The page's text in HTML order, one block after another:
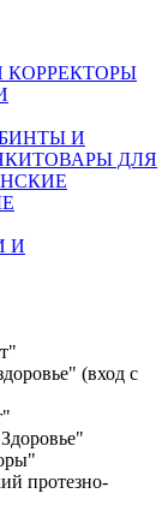
КОРРЕКТОРЫ
И
ТОВАРЫ ДЛЯ
И
(вход с
протезно-